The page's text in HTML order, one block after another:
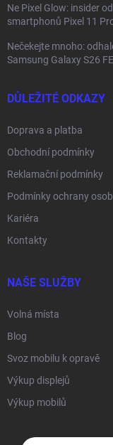
Ne Pixel Glow: insider
smartphonů Pixel 11
Nečekejte mnoho:
Samsung Galaxy S26 FE
DŮLEŽITÉ ODKAZY
Doprava a platba
Obchodní podmínky
Reklamační podmínky
Podmínky ochrany
Kariéra
Kontakty
NAŠE SLUŽBY
Volná místa
Blog
Svoz mobilu k opravě
Výkup displejů
Výkup mobilů